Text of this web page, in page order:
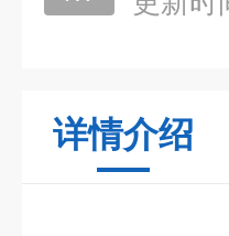
详情介绍